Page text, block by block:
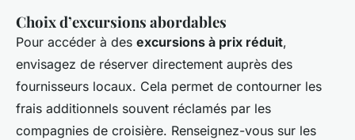
Choix d’excursions abordables
Pour accéder à des excursions à prix réduit,
envisagez de réserver directement auprès des
fournisseurs locaux. Cela permet de contourner les
frais additionnels souvent réclamés par les
compagnies de croisière. Renseignez-vous sur les